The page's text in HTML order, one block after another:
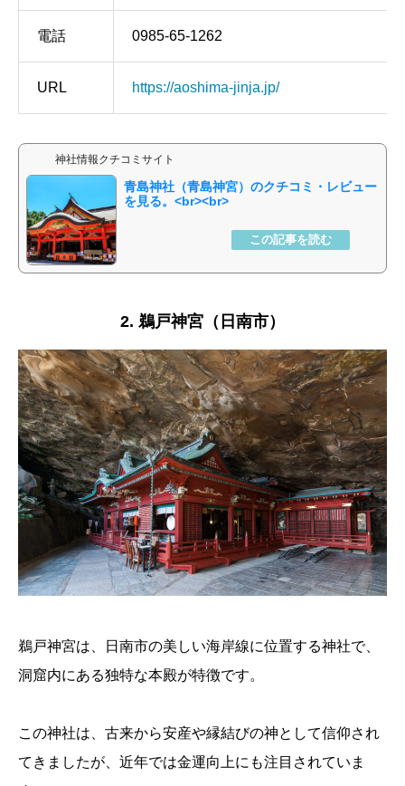
電話 0985-65-1262
URL https://aoshima-jinja.jp/
神社情報クチコミサイト
青島神社（青島神宮）
2. 鵜戸神宮（日南市）
鵜戸神宮は、日南市の美しい海岸線に位置する神社で、
洞窟内にある独特な本殿が特徴です。
この神社は、古来から安産や縁結びの神として信仰され
てきましたが、近年では金運向上にも注目されていま